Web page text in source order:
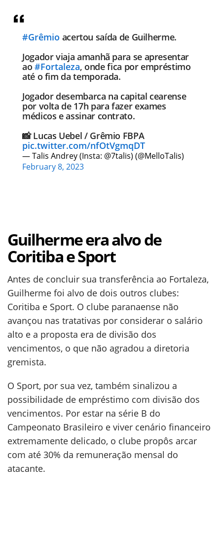
#Grêmio acertou saída de Guilherme.
Jogador viaja amanhã para se apresentar
ao #Fortaleza, onde fica por empréstimo
até o fim da temporada.
Jogador desembarca na capital cearense
por volta de 17h para fazer exames
médicos e assinar contrato.
📸 Lucas Uebel / Grêmio FBPA
pic.twitter.com/nfOtVgmqDT
— Talis Andrey (Insta: @7talis) (@MelloTalis)
February 8, 2023
Guilherme era alvo de
Coritiba e Sport
Antes de concluir sua transferência ao Fortaleza,
Guilherme foi alvo de dois outros clubes:
Coritiba e Sport. O clube paranaense não
avançou nas tratativas por considerar o salário
alto e a proposta era de divisão dos
vencimentos, o que não agradou a diretoria
gremista.
O Sport, por sua vez, também sinalizou a
possibilidade de empréstimo com divisão dos
vencimentos. Por estar na série B do
Campeonato Brasileiro e viver cenário financeiro
extremamente delicado, o clube propôs arcar
com até 30% da remuneração mensal do
atacante.